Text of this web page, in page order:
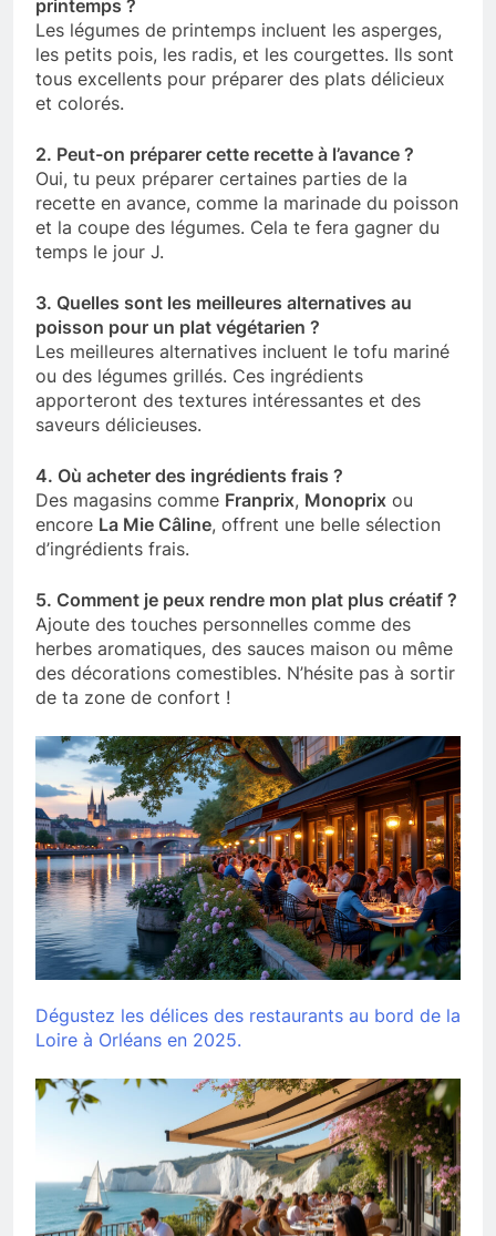
printemps ?
Les légumes de printemps incluent les asperges,
les petits pois, les radis, et les courgettes. Ils sont
tous excellents pour préparer des plats délicieux
et colorés.
2. Peut-on préparer cette recette à l’avance ?
Oui, tu peux préparer certaines parties de la
recette en avance, comme la marinade du poisson
et la coupe des légumes. Cela te fera gagner du
temps le jour J.
3. Quelles sont les meilleures alternatives au
poisson pour un plat végétarien ?
Les meilleures alternatives incluent le tofu mariné
ou des légumes grillés. Ces ingrédients
apporteront des textures intéressantes et des
saveurs délicieuses.
4. Où acheter des ingrédients frais ?
Des magasins comme Franprix, Monoprix ou
encore La Mie Câline, offrent une belle sélection
d’ingrédients frais.
5. Comment je peux rendre mon plat plus créatif ?
Ajoute des touches personnelles comme des
herbes aromatiques, des sauces maison ou même
des décorations comestibles. N’hésite pas à sortir
de ta zone de confort !
Dégustez les délices des restaurants au bord de la
Loire à Orléans en 2025.